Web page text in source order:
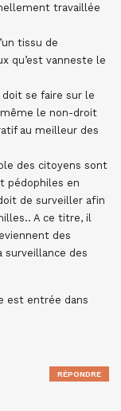
travaillée
tissu de
qu’est vanneste le
se faire sur le
le non-droit
au meilleur des
des citoyens sont
pédophiles en
de surveiller afin
A ce titre, il
des
surveillance des
est entrée dans
RÉPONDRE